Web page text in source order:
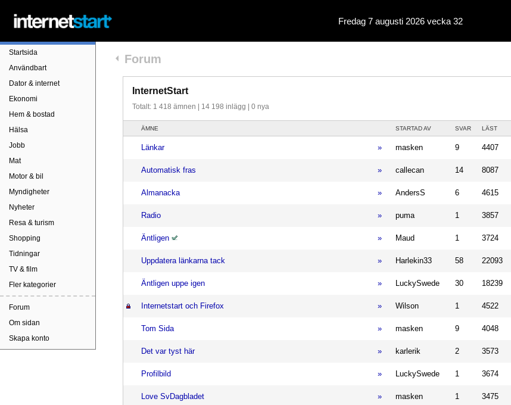
Fredag 7 augusti 2026 vecka 32
Startsida
Användbart
Dator & internet
Ekonomi
Hem & bostad
Hälsa
Jobb
Mat
Motor & bil
Myndigheter
Nyheter
Resa & turism
Shopping
Tidningar
TV & film
Fler kategorier
Forum
Om sidan
Skapa konto
arrow_left Forum
InternetStart
Totalt: 1 418 ämnen | 14 198 inlägg | 0 nya
ÄMNE STARTAD AV SVAR LÄST
Länkar » masken 9 4407
Automatisk fras » callecan 14 8087
Almanacka » AndersS 6 4615
Radio » puma 1 3857
Äntligen » Maud 1 3724
Uppdatera länkarna tack » Harlekin33 58 22093
Äntligen uppe igen » LuckySwede 30 18239
Internetstart och Firefox » Wilson 1 4522
Tom Sida » masken 9 4048
Det var tyst här » karlerik 2 3573
Profilbild » LuckySwede 1 3674
Love SvDagbladet » masken 1 3475